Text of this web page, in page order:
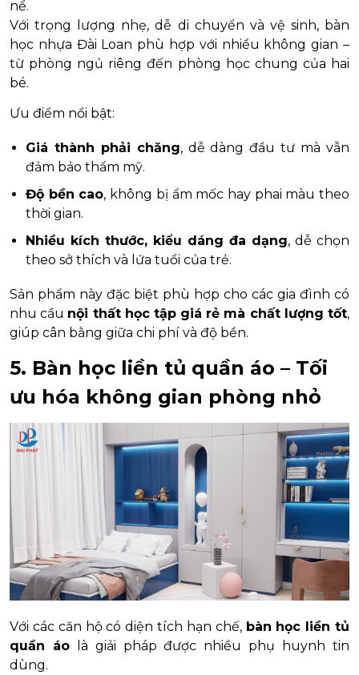
nể.
Với trọng lượng nhẹ, dễ di chuyển và vệ sinh, bàn
học nhựa Đài Loan phù hợp với nhiều không gian –
từ phòng ngủ riêng đến phòng học chung của hai
bé.
Ưu điểm nổi bật:
Giá thành phải chăng, dễ dàng đầu tư mà vẫn
đảm bảo thẩm mỹ.
Độ bền cao, không bị ẩm mốc hay phai màu theo
thời gian.
Nhiều kích thước, kiểu dáng đa dạng, dễ chọn
theo sở thích và lứa tuổi của trẻ.
Sản phẩm này đặc biệt phù hợp cho các gia đình có
nhu cầu nội thất học tập giá rẻ mà chất lượng tốt,
giúp cân bằng giữa chi phí và độ bền.
5. Bàn học liền tủ quần áo – Tối
ưu hóa không gian phòng nhỏ
Với các căn hộ có diện tích hạn chế, bàn học liền tủ
quần áolà giải pháp được nhiều phụ huynh tin
dùng.